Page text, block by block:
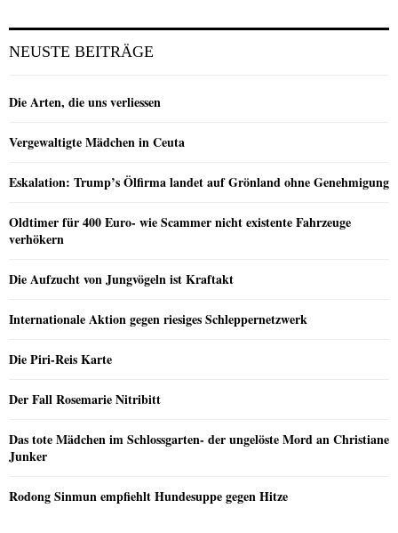
NEUSTE BEITRÄGE
Die Arten, die uns verliessen
Vergewaltigte Mädchen in Ceuta
Eskalation: Trump’s Ölfirma landet auf Grönland ohne Genehmigung
Oldtimer für 400 Euro- wie Scammer nicht existente Fahrzeuge
verhökern
Die Aufzucht von Jungvögeln ist Kraftakt
Internationale Aktion gegen riesiges Schleppernetzwerk
Die Piri-Reis Karte
Der Fall Rosemarie Nitribitt
Das tote Mädchen im Schlossgarten- der ungelöste Mord an Christiane
Junker
Rodong Sinmun empfiehlt Hundesuppe gegen Hitze